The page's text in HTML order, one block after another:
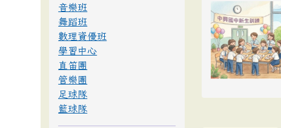
音樂班
舞蹈班
數理資優班
學習中心
直笛團
管樂團
足球隊
籃球隊